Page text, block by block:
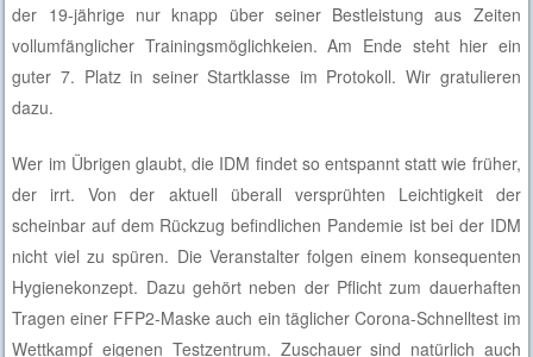
der 19-jährige nur knapp über seiner Bestleistung aus Zeiten
vollumfänglicher Trainingsmöglichkeien. Am Ende steht hier ein
guter 7. Platz in seiner Startklasse im Protokoll. Wir gratulieren
dazu.
Wer im Übrigen glaubt, die IDM findet so entspannt statt wie früher,
der irrt. Von der aktuell überall versprühten Leichtigkeit der
scheinbar auf dem Rückzug befindlichen Pandemie ist bei der IDM
nicht viel zu spüren. Die Veranstalter folgen einem konsequenten
Hygienekonzept. Dazu gehört neben der Pflicht zum dauerhaften
Tragen einer FFP2-Maske auch ein täglicher Corona-Schnelltest im
Wettkampf eigenen Testzentrum. Zuschauer sind natürlich auch